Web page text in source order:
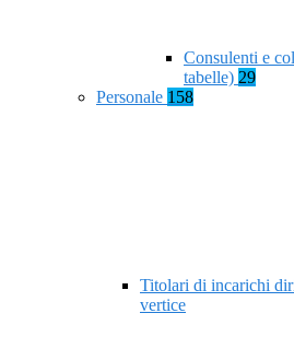
Consulenti e
tabelle) 29
Personale 158
Titolari di incarichi
vertice